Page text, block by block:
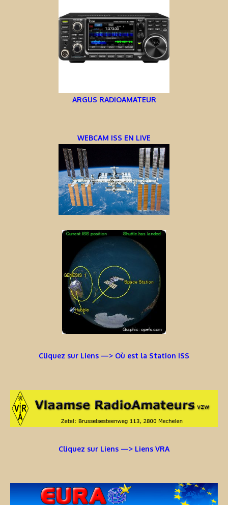
ARGUS RADIOAMATEUR
WEBCAM ISS EN LIVE
Cliquez sur Liens —> Où est la Station ISS
Cliquez sur Liens —> Liens VRA